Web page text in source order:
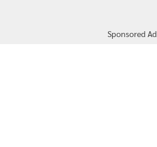
Sponsored Ad